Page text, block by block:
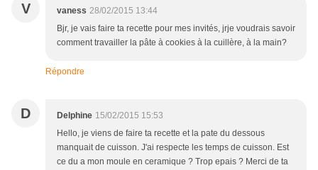
V vaness 28/02/2015 13:44
Bjr, je vais faire ta recette pour mes invités, jrje voudrais savoir
comment travailler la pâte à cookies à la cuillère, à la main?
Répondre
D Delphine 15/02/2015 15:53
Hello, je viens de faire ta recette et la pate du dessous
manquait de cuisson. J'ai respecte les temps de cuisson. Est
ce du a mon moule en ceramique ? Trop epais ? Merci de ta